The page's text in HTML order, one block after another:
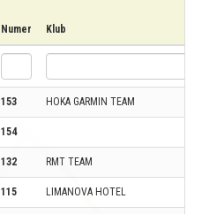
Numer Klub
153 HOKA GARMIN TEAM
154
132 RMT TEAM
115 LIMANOVA HOTEL